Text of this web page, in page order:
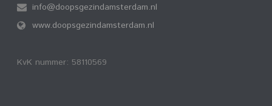
info@doopsgezindamsterdam.nl
www.doopsgezindamsterdam.nl
KvK nummer: 58110569